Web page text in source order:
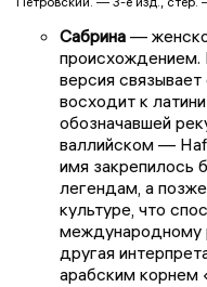
Сабрина —
происхождением.
версия
восходит к
обозначавшей
валлийском —
имя закрепилось
легендам, а
культуре, что
международному
другая
арабским корнем